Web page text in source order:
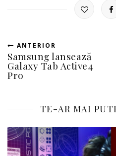
ANTERIOR
Samsung lansează
Galaxy Tab Active4
Pro
TE-AR MAI